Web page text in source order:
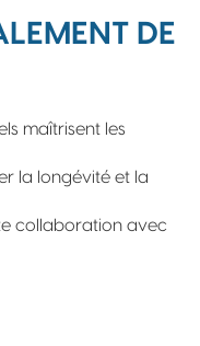
DE
maîtrisent les
la longévité et la
collaboration avec